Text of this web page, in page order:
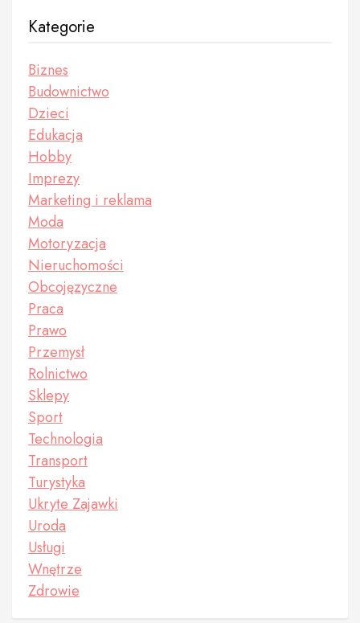
Kategorie
Biznes
Budownictwo
Dzieci
Edukacja
Hobby
Imprezy
Marketing i reklama
Moda
Motoryzacja
Nieruchomości
Obcojęzyczne
Praca
Prawo
Przemysł
Rolnictwo
Sklepy
Sport
Technologia
Transport
Turystyka
Ukryte Zajawki
Uroda
Usługi
Wnętrze
Zdrowie